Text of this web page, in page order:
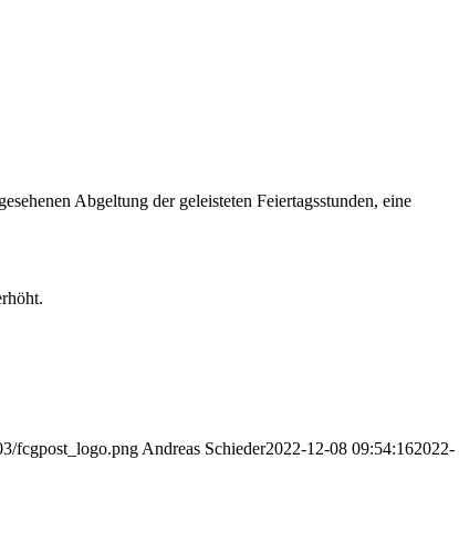
Abgeltung der geleisteten Feiertagsstunden, eine
fcgpost_logo.png Andreas Schieder2022-12-08 09:54:162022-